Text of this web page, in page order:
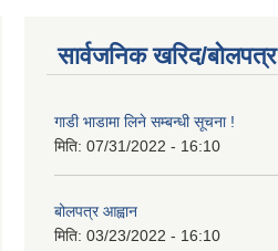
सार्वजनिक खरिद/
गाडी भाडामा लिने सम्बन्धी सूचना !
मिति: 07/31/2022 - 16:10
बोलपत्र आह्वान
मिति: 03/23/2022 - 16:10